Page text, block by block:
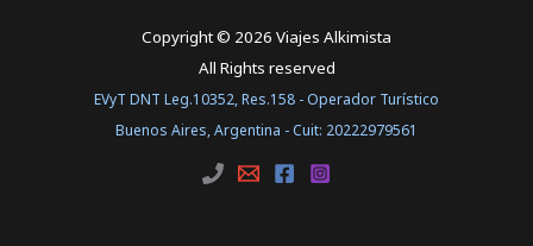
Copyright © 2026 Viajes Alkimista
All Rights reserved
EVyT DNT Leg.10352, Res.158 - Operador Turístico
Buenos Aires, Argentina - Cuit: 20222979561